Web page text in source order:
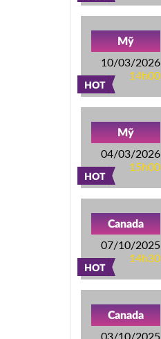
HOT
Mỹ
10/03/2026
14h00
HOT
Mỹ
04/03/2026
15h00
HOT
Canada
07/10/2025
14h30
Canada
03/10/2025